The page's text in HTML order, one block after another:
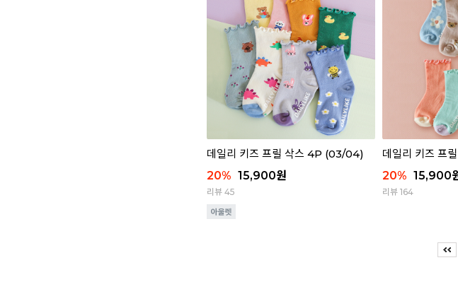
데일리 키즈 프릴 삭스 4P (03/04)
20% 15,900원
리뷰 45
데일리 키즈 프
20% 15,900
리뷰 164